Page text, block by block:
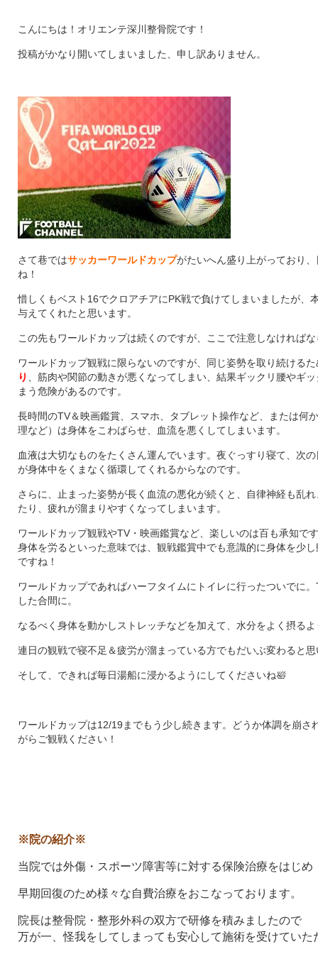
こんにちは！オリエンテ深川整骨院です！
投稿がかなり開いてしまいました、申し訳ありません。
さて巷ではサッカーワールドカップがたいへん盛り上がっており
ね！
惜しくもベスト16でクロアチアにPK戦で負けてしまいましたが、
与えてくれたと思います。
この先もワールドカップは続くのですが、ここで注意しなければ
ワールドカップ観戦に限らないのですが、同じ姿勢を取り続ける
り
、筋肉や関節の動きが悪くなってしまい、結果ギックリ腰やギ
まう危険があるのです。
長時間のTV＆映画鑑賞、スマホ、タブレット操作など、または何
理など）は身体をこわばらせ、血流を悪くしてしまいます。
血液は大切なものをたくさん運んでいます。夜ぐっすり寝て、次
が身体中をくまなく循環してくれるからなのです。
さらに、止まった姿勢が長く血流の悪化が続くと、自律神経も乱
たり、疲れが溜まりやすくなってしまいます。
ワールドカップ観戦やTV・映画鑑賞など、楽しいのは百も承知で
身体を労るといった意味では、観戦鑑賞中でも意識的に身体を少
ですね！
ワールドカップであればハーフタイムにトイレに行ったついでに
した合間に。
なるべく身体を動かしストレッチなどを加えて、水分をよく摂る
連日の観戦で寝不足＆疲労が溜まっている方でもだいぶ変わると
そして、できれば毎日湯船に浸かるようにしてくださいね🛀
ワールドカップは12/19までもう少し続きます。どうか体調を崩さ
がらご観戦ください！
※院の紹介※
当院では外傷・スポーツ障害等に対する保険治療をはじめ
早期回復のため様々な自費治療をおこなっております。
院長は整骨院・整形外科の双方で研修を積みましたので
万が一、怪我をしてしまっても安心して施術を受けていた